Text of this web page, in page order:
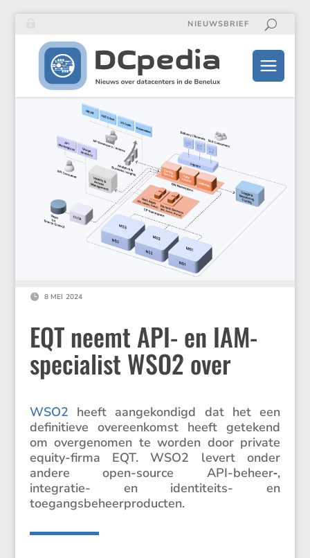
NIEUWSBRIEF
 8 MEI 2024
EQT neemt API- en IAM-
specialist WSO2 over
WSO2 heeft aange­kon­digd dat het een
defini­tieve overeen­komst heeft getekend
om overge­nomen te worden door private
equity-firma EQT. WSO2 levert onder
andere open-source API-beheer‑,
integratie- en identi­teits- en
toegangsbeheerproducten.